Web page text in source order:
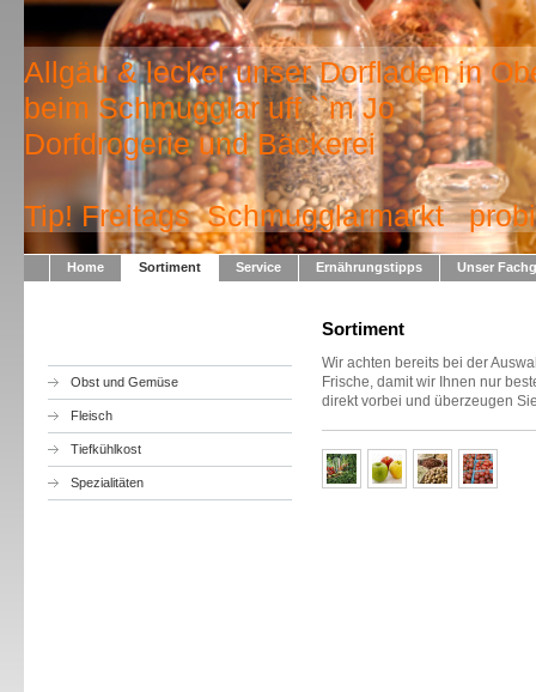
Allgäu & lecker unser Dorfladen in
beim Schmugglar uff ``m Jo
Dorfdrogerie und Bäckerei
Tip! Freitags Schmugglarmarkt
Home Sortiment Service Ernährungstipps Unser
Obst und Gemüse
Fleisch
Tiefkühlkost
Spezialitäten
Sortiment
Wir achten bereits bei der
Frische, damit wir Ihnen nur
direkt vorbei und überzeugen